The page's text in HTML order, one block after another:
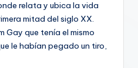
relata y ubica la vida
mitad del siglo XX.
Gay que tenía el mismo
le habían pegado un tiro,